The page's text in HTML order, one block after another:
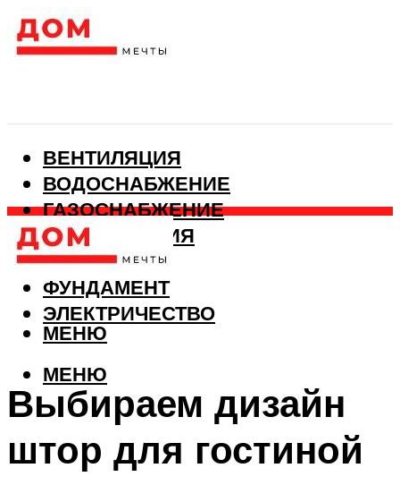
ВЕНТИЛЯЦИЯ
ВОДОСНАБЖЕНИЕ
ГАЗОСНАБЖЕНИЕ
КАНАЛИЗАЦИЯ
ОТОПЛЕНИЕ
ФУНДАМЕНТ
ЭЛЕКТРИЧЕСТВО
МЕНЮ
МЕНЮ
Выбираем дизайн
штор для гостиной